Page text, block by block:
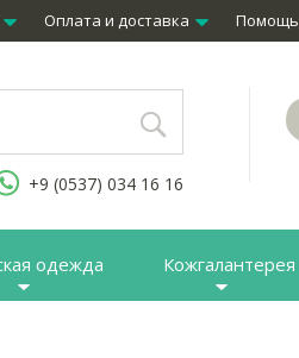
Оплата и доставка Помощь
+9 (0537) 034 16 16
одежда Кожгалантерея